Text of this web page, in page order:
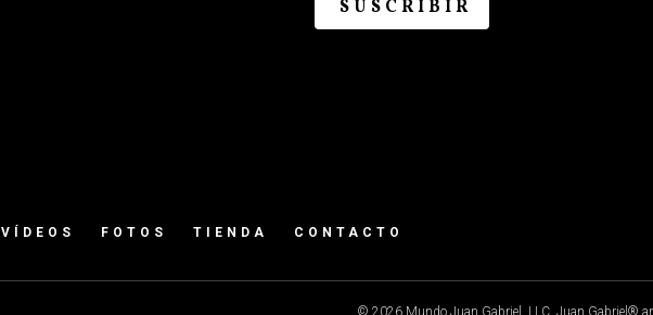
VÍDEOS FOTOS TIENDA CONTACTO
© 2026 Mundo Juan Gabriel, LLC. Juan Gabriel®